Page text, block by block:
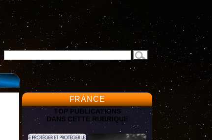
FRANCE
TOP PUBLICATIONS
DANS CETTE RUBRIQUE